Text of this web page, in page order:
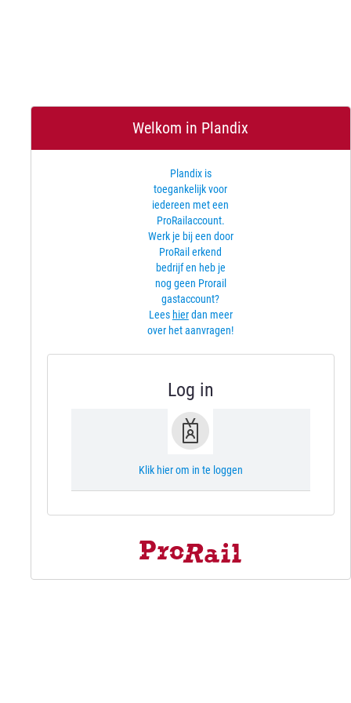
Welkom in Plandix
Plandix is
toegankelijk voor
iedereen met een
ProRailaccount.
Werk je bij een door
ProRail erkend
bedrijf en heb je
nog geen Prorail
gastaccount?
Lees hierdan meer
over het aanvragen!
Log in
Klik hier om in te loggen